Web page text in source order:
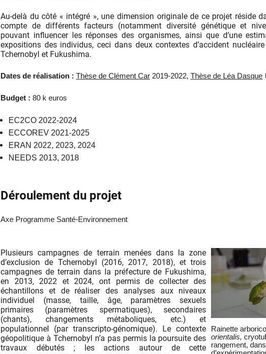
Au-delà du côté « intégré », une dimension originale de ce projet réside
compte de différents facteurs (notamment diversité génétique et
pouvant influencer les réponses des organismes, ainsi que d’une
expositions des individus, ceci dans deux contextes d’accident
Tchernobyl et Fukushima.
Dates de réalisation : Thèse de Clément Car 2019-2022, Thèse de Léa Dasque
Budget : 80 k euros
EC2CO 2022-2024
ECCOREV 2021-2025
ERAN 2022, 2023, 2024
NEEDS 2013, 2018
Déroulement du projet
Axe Programme Santé-Environnement
Rainette
orientalis,
rangement,
Plusieurs campagnes de terrain menées dans la zone
d’exclusion de Tchernobyl (2016, 2017, 2018), et trois
campagnes de terrain dans la préfecture de Fukushima,
en 2013, 2022 et 2024, ont permis de collecter des
échantillons et de réaliser des analyses aux niveaux
individuel (masse, taille, âge, paramètres sexuels
primaires (paramètres spermatiques), secondaires
(chants), changements métaboliques, etc.) et
populationnel (par transcripto-génomique). Le contexte
géopolitique à Tchernobyl n’a pas permis la poursuite des
travaux débutés ; les actions autour de cette